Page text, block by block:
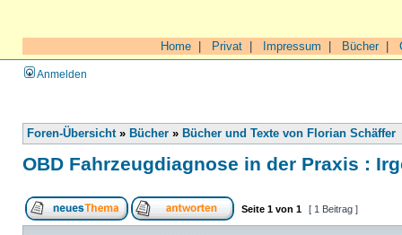
Home Privat Impressum Bücher|
Anmelden
Foren-Übersicht» Bücher » Bücher und Texte von Florian Schäffer
OBD Fahrzeugdiagnose in der Praxis :
Seite 1 von 1 [ 1 Beitrag ]